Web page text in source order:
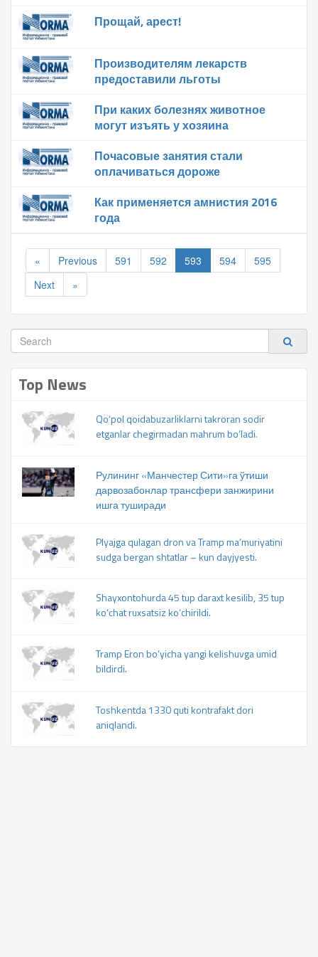
Прощай, арест!
Производителям лекарств
предоставили льготы
При каких болезнях животное
могут изъять у хозяина
Почасовые занятия стали
оплачиваться дороже
Как применяется амнистия 2016
года
« Previous 591 592 593 594
595
Next
»
Top News
Qo‘pol qoidabuzarliklarni takroran sodir
etganlar chegirmadan mahrum bo‘ladi.
Рулининг «Манчестер Сити»га ўтиши
дарвозабонлар трансфери занжирини
ишга туширади
Plyajga qulagan dron va Tramp ma’muriyatini
sudga bergan shtatlar – kun dayjyesti.
Shayxontohurda 45 tup daraxt kesilib, 35 tup
ko‘chat ruxsatsiz ko‘chirildi.
Tramp Eron bo‘yicha yangi kelishuvga umid
bildirdi.
Toshkentda 1330 quti kontrafakt dori
aniqlandi.